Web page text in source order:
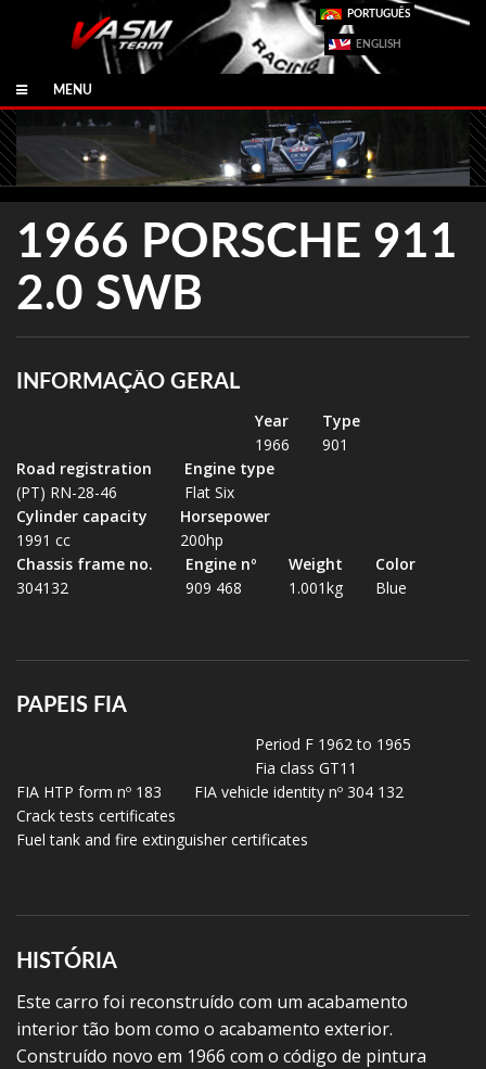
PORTUGUÊS
ENGLISH
MENU
1966 PORSCHE 911
2.0 SWB
INFORMAÇÃO GERAL
Year
1966
Type
901
Road registration
(PT) RN-28-46
Engine type
Flat Six
Cylinder capacity
1991 cc
Horsepower
200hp
Chassis frame no.
304132
Engine nº
909 468
Weight
1.001kg
Color
Blue
PAPEIS FIA
Period F 1962 to 1965
Fia class GT11
FIA HTP form nº 183
FIA vehicle identity nº 304 132
Crack tests certificates
Fuel tank and fire extinguisher certificates
HISTÓRIA
Este carro foi reconstruído com um acabamento
interior tão bom como o acabamento exterior.
Construído novo em 1966 com o código de pintura